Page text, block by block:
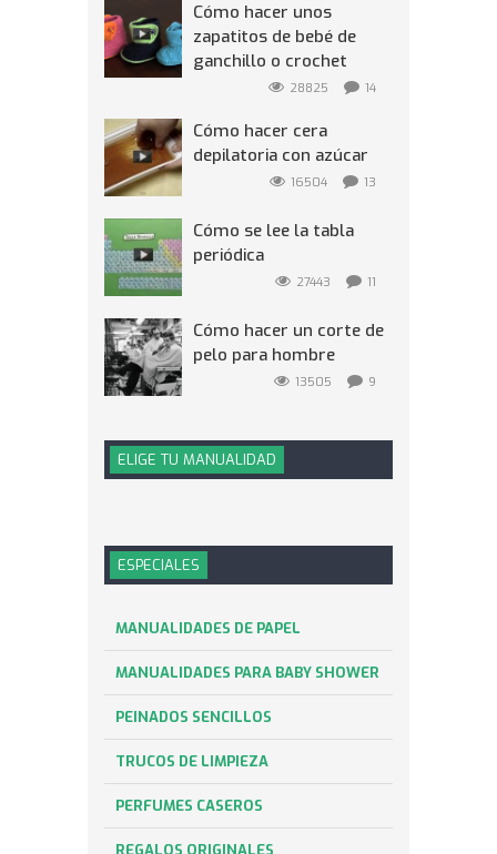
Cómo hacer unos
zapatitos de bebé de
ganchillo o crochet
28825 14
Cómo hacer cera
depilatoria con azúcar
16504 13
Cómo se lee la tabla
periódica
27443 11
Cómo hacer un corte de
pelo para hombre
13505 9
ELIGE TU MANUALIDAD
ESPECIALES
MANUALIDADES DE PAPEL
MANUALIDADES PARA BABY SHOWER
PEINADOS SENCILLOS
TRUCOS DE LIMPIEZA
PERFUMES CASEROS